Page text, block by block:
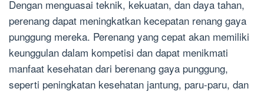
Dengan menguasai teknik, kekuatan, dan daya tahan,
perenang dapat meningkatkan kecepatan renang gaya
punggung mereka. Perenang yang cepat akan memiliki
keunggulan dalam kompetisi dan dapat menikmati
manfaat kesehatan dari berenang gaya punggung,
seperti peningkatan kesehatan jantung, paru-paru, dan